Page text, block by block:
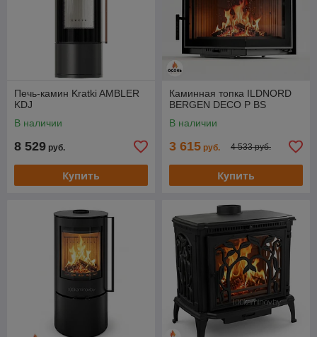
Печь-камин Kratki AMBLER
KDJ
В наличии
8 529 руб.
Купить
Каминная топка ILDNORD
BERGEN DECO P BS
В наличии
3 615 руб. 4 533 руб.
Купить